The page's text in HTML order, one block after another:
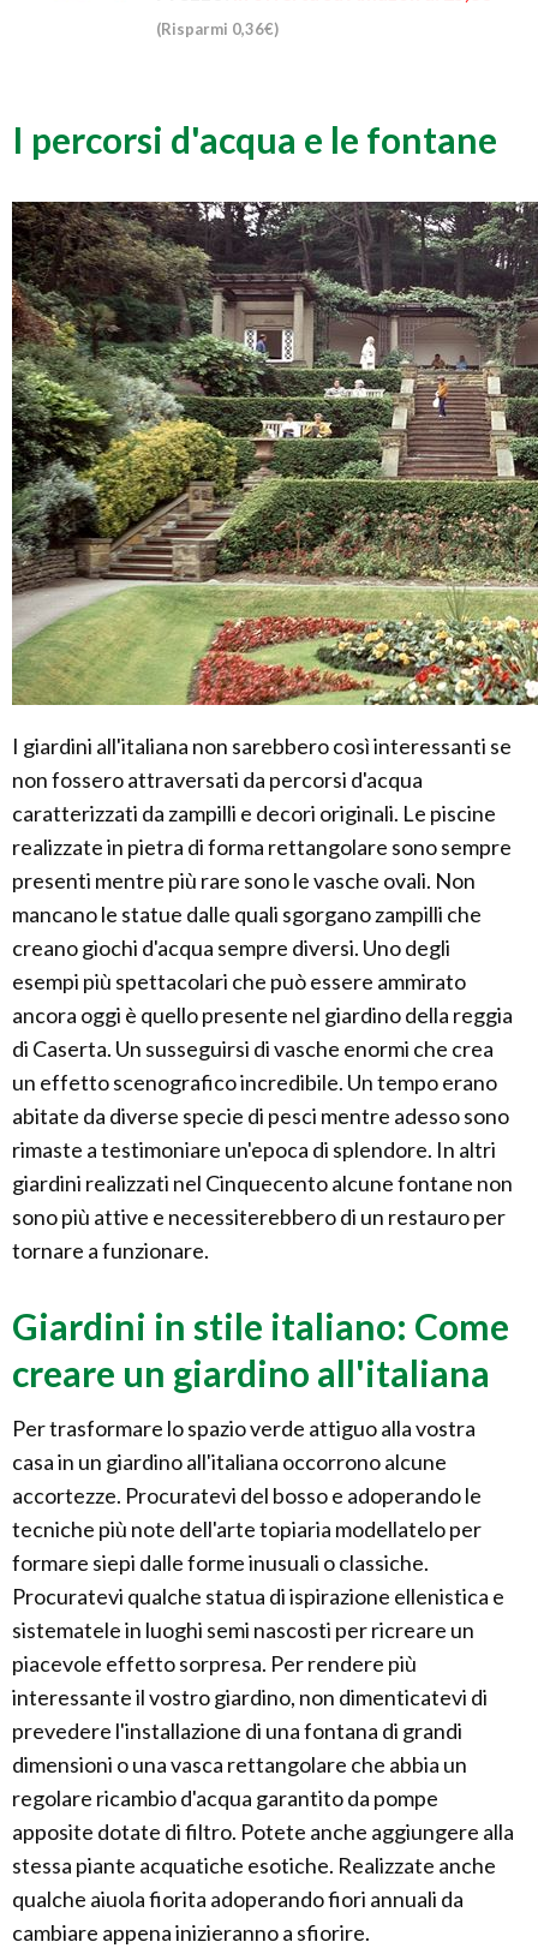
(Risparmi 0,36€)
I percorsi d'acqua e le fontane
I giardini all'italiana non sarebbero così interessanti se
non fossero attraversati da percorsi d'acqua
caratterizzati da zampilli e decori originali. Le piscine
realizzate in pietra di forma rettangolare sono sempre
presenti mentre più rare sono le vasche ovali. Non
mancano le statue dalle quali sgorgano zampilli che
creano giochi d'acqua sempre diversi. Uno degli
esempi più spettacolari che può essere ammirato
ancora oggi è quello presente nel giardino della reggia
di Caserta. Un susseguirsi di vasche enormi che crea
un effetto scenografico incredibile. Un tempo erano
abitate da diverse specie di pesci mentre adesso sono
rimaste a testimoniare un'epoca di splendore. In altri
giardini realizzati nel Cinquecento alcune fontane non
sono più attive e necessiterebbero di un restauro per
tornare a funzionare.
Giardini in stile italiano: Come
creare un giardino all'italiana
Per trasformare lo spazio verde attiguo alla vostra
casa in un giardino all'italiana occorrono alcune
accortezze. Procuratevi del bosso e adoperando le
tecniche più note dell'arte topiaria modellatelo per
formare siepi dalle forme inusuali o classiche.
Procuratevi qualche statua di ispirazione ellenistica e
sistematele in luoghi semi nascosti per ricreare un
piacevole effetto sorpresa. Per rendere più
interessante il vostro giardino, non dimenticatevi di
prevedere l'installazione di una fontana di grandi
dimensioni o una vasca rettangolare che abbia un
regolare ricambio d'acqua garantito da pompe
apposite dotate di filtro. Potete anche aggiungere alla
stessa piante acquatiche esotiche. Realizzate anche
qualche aiuola fiorita adoperando fiori annuali da
cambiare appena inizieranno a sfiorire.